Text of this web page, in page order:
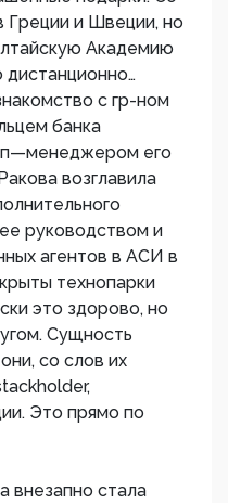
Греции и Швеции, но
Академию
дистанционно…
с гр-ном
банка
его
возглавила
руководством и
агентов в АСИ в
технопарки
это здорово, но
Сущность
со слов их
Это прямо по
внезапно стала